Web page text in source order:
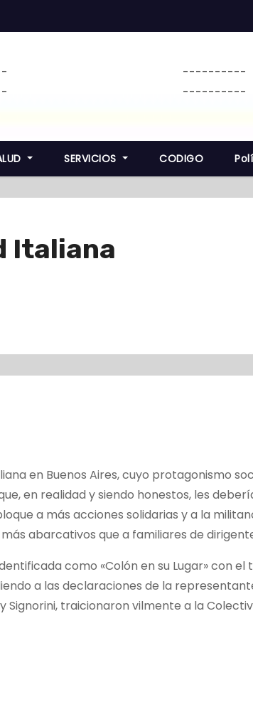
----------
----------
SERVICIOS CODIGO
Italiana
en Buenos Aires, cuyo protagonismo
en realidad y siendo honestos, les
a más acciones solidarias y a la
abarcativos que a familiares de
como «Colón en su Lugar» con el
a las declaraciones de la
Signorini, traicionaron vilmente a la